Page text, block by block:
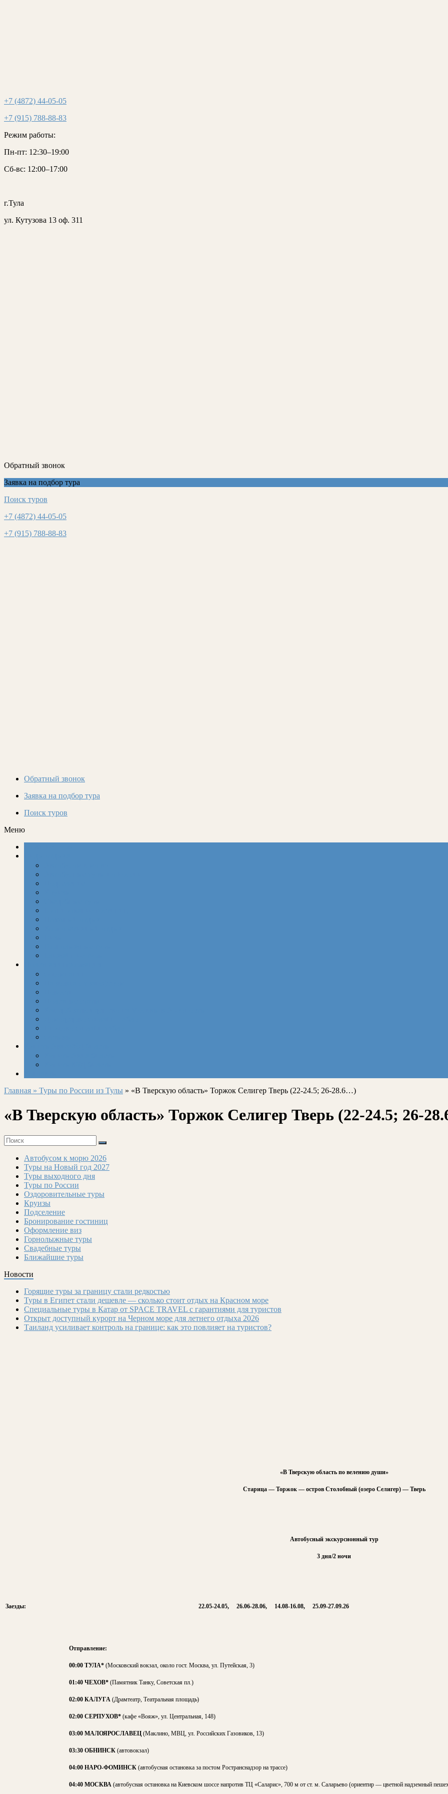
+7 (4872) 44-05-05
+7 (915) 788-88-83
Режим работы:
Пн-пт: 12:30–19:00
Сб-вс: 12:00–17:00
г.Тула
ул. Кутузова 13 оф. 311
Обратный звонок
Заявка на подбор тура
Поиск туров
+7 (4872) 44-05-05
+7 (915) 788-88-83
Обратный звонок
Заявка на подбор тура
Поиск туров
Меню
Главная » Туры по России из Тулы » «В Тверскую область» Торжок Селигер Тверь (22-24.5; 26-28.6…)
«В Тверскую область» Торжок Селигер Тверь (22-24.5; 26-
Автобусом к морю 2026
Туры на Новый год 2027
Туры выходного дня
Туры по России
Оздоровительные туры
Круизы
Подселение
Бронирование гостиниц
Оформление виз
Горнолыжные туры
Свадебные туры
Ближайшие туры
Новости
Горящие туры за границу стали редкостью
Туры в Египет стали дешевле — сколько стоит отдых на Красном море
Специальные туры в Катар от SPACE TRAVEL с гарантиями для туристов
Открыт доступный курорт на Черном море для летнего отдыха 2026
Таиланд усиливает контроль на границе: как это повлияет на туристов?
«В Тверскую область по велению души»
Старица — Торжок — остров Столобный (озеро Селигер) — Тверь
Автобусный экскурсионный тур
3 дня/2 ночи
Заезды: 22.05-24.05, 26.06-28.06, 14.08-16.08, 25.09-27.09.26
Отправление:
00:00 ТУЛА* (Московский вокзал, около гост. Москва, ул. Путейская, 3)
01:40 ЧЕХОВ* (Памятник Танку, Советская пл.)
02:00 КАЛУГА (Драмтеатр, Театральная площадь)
02:00 СЕРПУХОВ* (кафе «Вояж», ул. Центральная, 148)
03:00 МАЛОЯРОСЛАВЕЦ (Маклино, МВЦ, ул. Российских Газовиков, 13)
03:30 ОБНИНСК (автовокзал)
04:00 НАРО-ФОМИНСК (автобусная остановка за постом Ространснадзор на трассе)
04:40 МОСКВА (автобусная остановка на Киевском шоссе напротив ТЦ «Саларис», 700 м от ст. м. Саларьево (ориентир — цветной надземный